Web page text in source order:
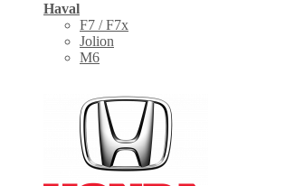
Haval
F7 / F7x
Jolion
M6